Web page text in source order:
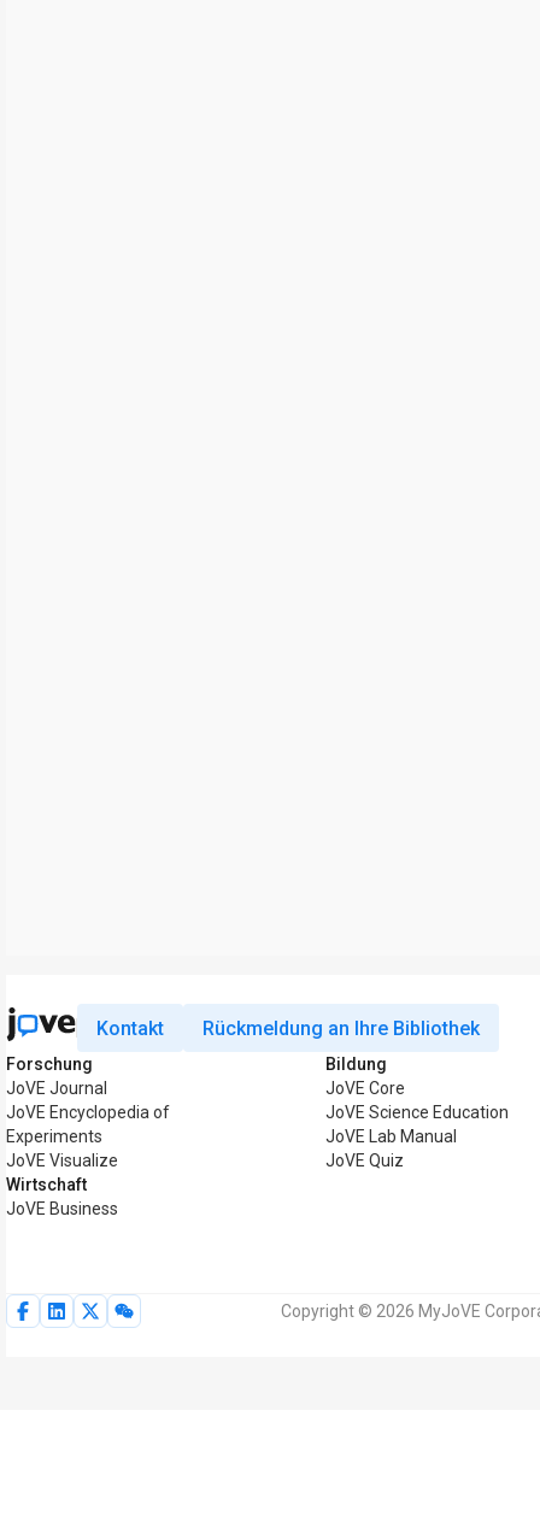
Kontakt Rückmeldung an Ihre Bibliothek
Forschung
JoVE Journal
JoVE Encyclopedia of
Experiments
JoVE Visualize
Wirtschaft
JoVE Business
Bildung
JoVE Core
JoVE Science Education
JoVE Lab Manual
JoVE Quiz
Copyright © 2026 MyJoVE